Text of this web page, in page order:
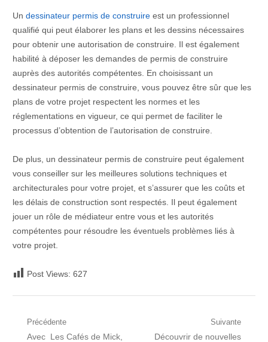
Un dessinateur permis de construireest un professionnel
qualifié qui peut élaborer les plans et les dessins nécessaires
pour obtenir une autorisation de construire. Il est également
habilité à déposer les demandes de permis de construire
auprès des autorités compétentes. En choisissant un
dessinateur permis de construire, vous pouvez être sûr que les
plans de votre projet respectent les normes et les
réglementations en vigueur, ce qui permet de faciliter le
processus d’obtention de l’autorisation de construire.
De plus, un dessinateur permis de construire peut également
vous conseiller sur les meilleures solutions techniques et
architecturales pour votre projet, et s’assurer que les coûts et
les délais de construction sont respectés. Il peut également
jouer un rôle de médiateur entre vous et les autorités
compétentes pour résoudre les éventuels problèmes liés à
votre projet.
Post Views: 627
Navigation
Précédente
Post
Avec Les Cafés de Mick,
Suivante
Prochain
Découvrir de nouvelles